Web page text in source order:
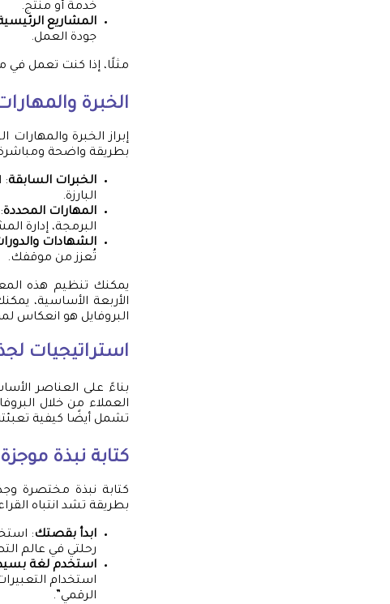
خدمة أو منتج.
المشاريع
جودة العمل.
مثلًا، إذا كنت تعمل
الخبرة
إبراز الخبرة
بطريقة واضحة ومباشرة
الخبرات السابقة:
البارزة.
المهارات المحددة
البرمجة، إدارة
الشهادات
تُعزز من موقفك.
يمكنك تنظيم هذه
الأربعة الأساسية،
البروفايل هو انعكاس
استراتيجيات
بناءً على العناصر
العملاء من خلال
تشمل أيضًا كيفية
كتابة نبذة
كتابة نبذة مختصرة
بطريقة تشد انتباه
ابدأ بقصتك:
رحلتي في عالم
استخدم لغة
استخدام
الرقمي”.